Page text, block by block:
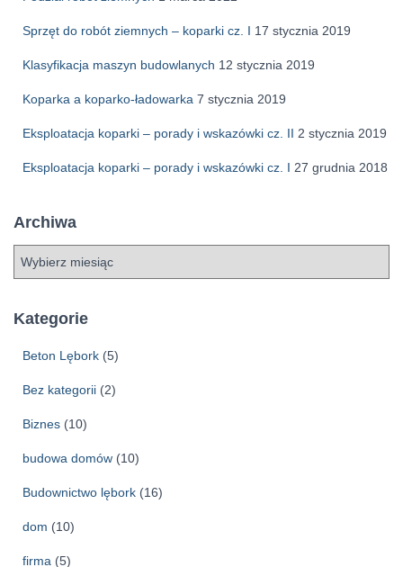
Sprzęt do robót ziemnych – koparki cz. I 17 stycznia 2019
Klasyfikacja maszyn budowlanych 12 stycznia 2019
Koparka a koparko-ładowarka 7 stycznia 2019
Eksploatacja koparki – porady i wskazówki cz. II 2 stycznia 2019
Eksploatacja koparki – porady i wskazówki cz. I 27 grudnia 2018
Archiwa
h
Kategorie
Beton Lębork (5)
Bez kategorii (2)
Biznes (10)
budowa domów (10)
Budownictwo lębork (16)
dom (10)
firma (5)